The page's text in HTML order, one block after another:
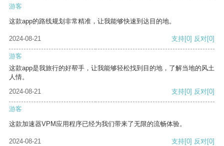
游客
这款app的路线规划非常精准，让我能够快速到达目的地。
2024-08-21 支持[0] 反对[0]
游客
这款app是我旅行的好帮手，让我能够轻松找到目的地，了解当地的风土
人情。
2024-08-21
支持[0] 反对[0]
游客
这款加速器VPM应用程序已经为我们带来了无限的流畅体验。
2024-08-21 支持[0] 反对[0]